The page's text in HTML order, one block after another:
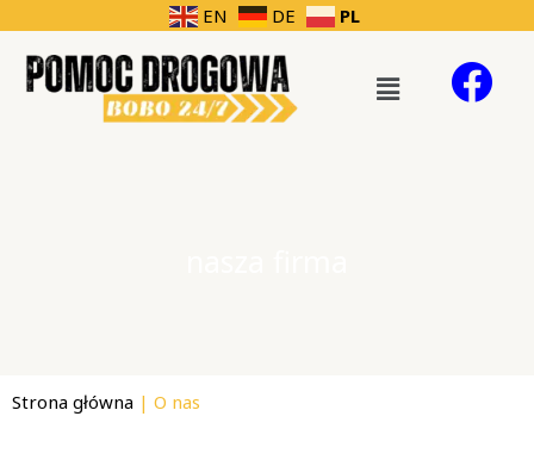
treści
EN DE PL
Menu
Strona główna | O nas